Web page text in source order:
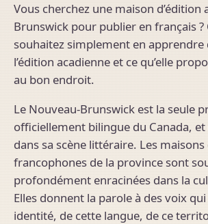
Vous cherchez une maison d’édition
Brunswick pour publier en français ?
souhaitez simplement en apprendre
l’édition acadienne et ce qu’elle
au bon endroit.
Le Nouveau-Brunswick est la seule
officiellement bilingue du Canada, et
dans sa scène littéraire. Les maisons
francophones de la province sont
profondément enracinées dans la
Elles donnent la parole à des voix
identité, de cette langue, de ce